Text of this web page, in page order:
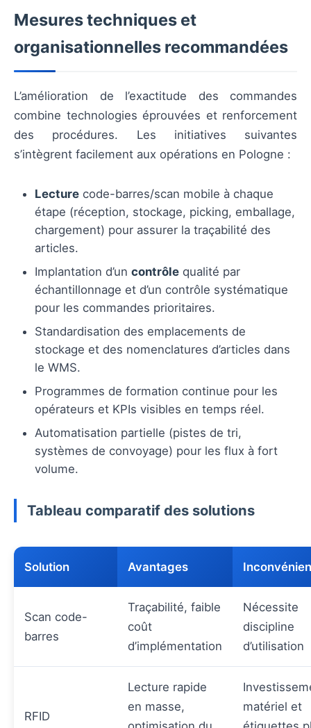
Mesures techniques et
organisationnelles recommandées
L’amélioration de l’exactitude des commandes
combine technologies éprouvées et renforcement
des procédures. Les initiatives suivantes
s’intègrent facilement aux opérations en Pologne :
Lecture code-barres/scan mobile à chaque
étape (réception, stockage, picking, emballage,
chargement) pour assurer la traçabilité des
articles.
Implantation d’un contrôle qualité par
échantillonnage et d’un contrôle systématique
pour les commandes prioritaires.
Standardisation des emplacements de
stockage et des nomenclatures d’articles dans
le WMS.
Programmes de formation continue pour les
opérateurs et KPIs visibles en temps réel.
Automatisation partielle (pistes de tri,
systèmes de convoyage) pour les flux à fort
volume.
Tableau comparatif des solutions
Solution Avantages
Scan code-
barres
Traçabilité, faible
coût
d’implémentation
Nécessite
discipline
d’utilisation
RFID
Lecture rapide
en masse,
matériel et